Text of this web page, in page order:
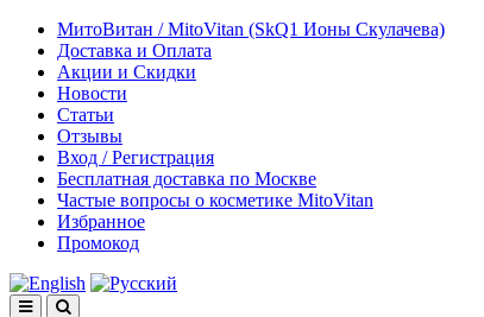
МитоВитан / MitoVitan (SkQ1 Ионы Скулачева)
Доставка и Оплата
Акции и Скидки
Новости
Статьи
Отзывы
Вход / Регистрация
Бесплатная доставка по Москве
Частые вопросы о косметике MitoVitan
Избранное
Промокод